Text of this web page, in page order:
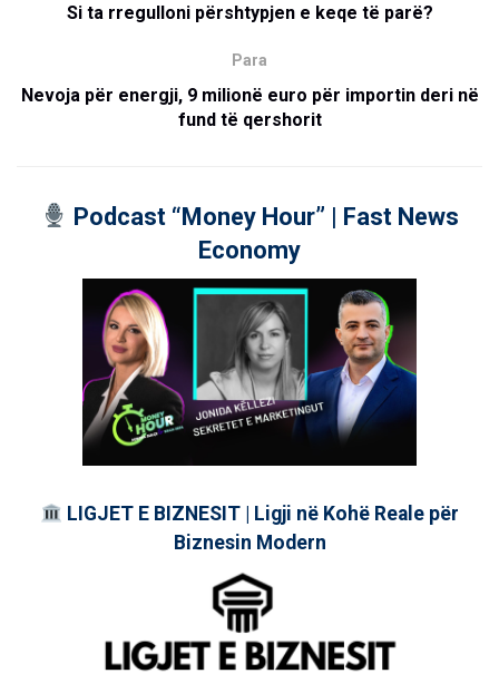
Si ta rregulloni përshtypjen e keqe të parë?
Para
Nevoja për energji, 9 milionë euro për importin deri në
fund të qershorit
Podcast “Money Hour” | Fast News
Economy
LIGJET E BIZNESIT | Ligji në Kohë Reale për
Biznesin Modern